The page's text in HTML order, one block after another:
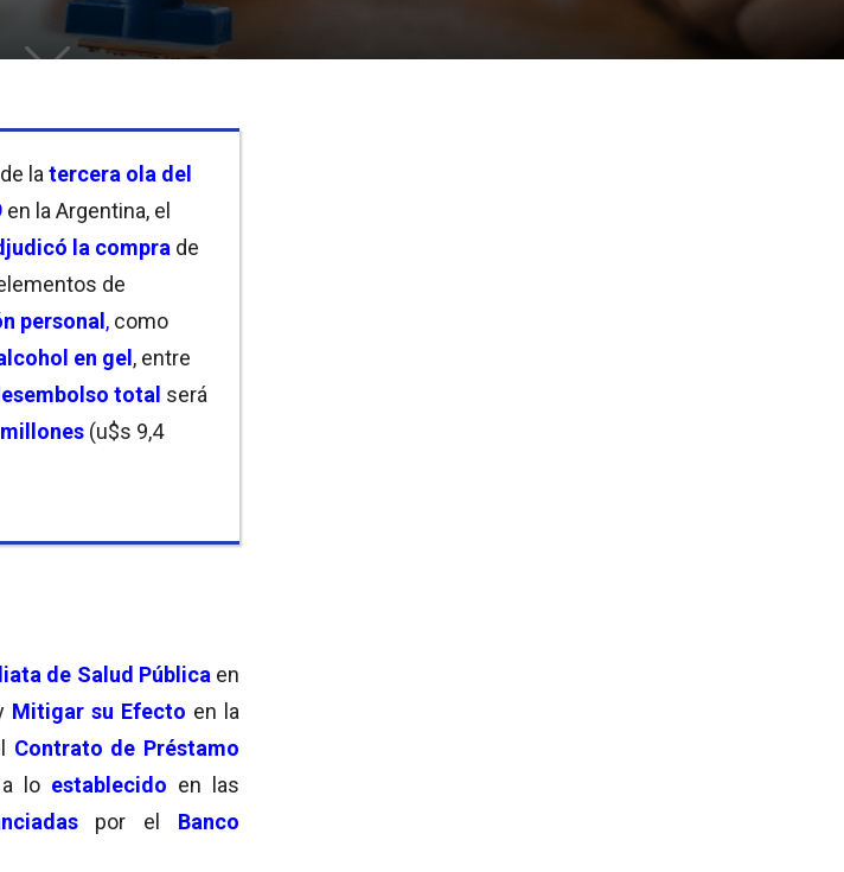
la tercera ola del
en la Argentina, el
la compra de
de
personal, como
en gel, entre
total será
(u$s 9,4
de Salud Pública en
Mitigar su Efecto en la
Contrato de Préstamo
lo establecido en las
por el Banco